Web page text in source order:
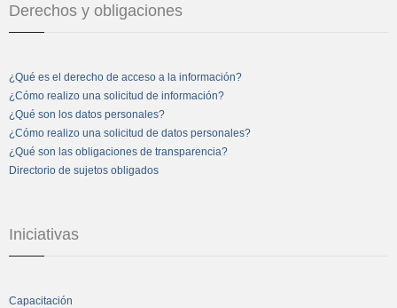
Derechos y obligaciones
¿Qué es el derecho de acceso a la información?
¿Cómo realizo una solicitud de información?
¿Qué son los datos personales?
¿Cómo realizo una solicitud de datos personales?
¿Qué son las obligaciones de transparencia?
Directorio de sujetos obligados
Iniciativas
Capacitación